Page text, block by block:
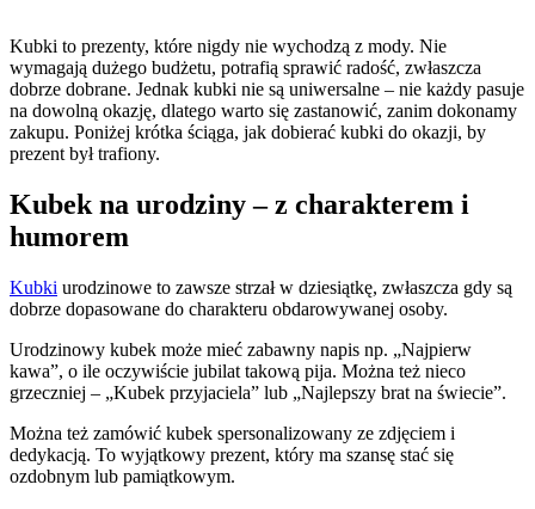
Kubki to prezenty, które nigdy nie wychodzą z mody. Nie
wymagają dużego budżetu, potrafią sprawić radość, zwłaszcza
dobrze dobrane. Jednak kubki nie są uniwersalne – nie każdy pasuje
na dowolną okazję, dlatego warto się zastanowić, zanim dokonamy
zakupu. Poniżej krótka ściąga, jak dobierać kubki do okazji, by
prezent był trafiony.
Kubek na urodziny – z charakterem i
humorem
Kubki urodzinowe to zawsze strzał w dziesiątkę, zwłaszcza gdy są
dobrze dopasowane do charakteru obdarowywanej osoby.
Urodzinowy kubek może mieć zabawny napis np. „Najpierw
kawa”, o ile oczywiście jubilat takową pija. Można też nieco
grzeczniej – „Kubek przyjaciela” lub „Najlepszy brat na świecie”.
Można też zamówić kubek spersonalizowany ze zdjęciem i
dedykacją. To wyjątkowy prezent, który ma szansę stać się
ozdobnym lub pamiątkowym.